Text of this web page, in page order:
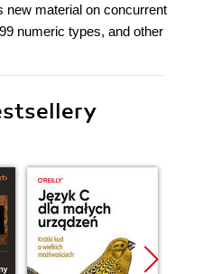
new material on concurrent
numeric types, and other